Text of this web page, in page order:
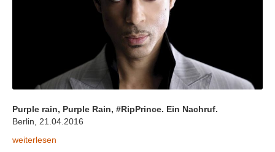
Purple rain, Purple Rain, #RipPrince. Ein Nachruf.
Berlin, 21.04.2016
Purple Rain, Purple Rain #RipPrince, ein Nachruf
weiterlesen